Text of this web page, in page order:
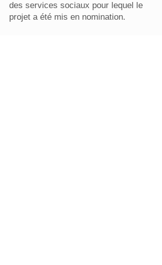
des services sociaux pour lequel le
projet a été mis en nomination.